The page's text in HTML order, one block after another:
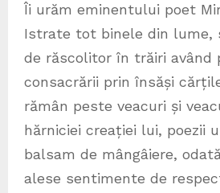
Îi urăm eminentului poet
Istrate tot binele din
de răscolitor în trăiri având
consacrării prin însăși
rămân peste veacuri și
hărniciei creației lui, poezii
balsam de mângâiere,
alese sentimente de